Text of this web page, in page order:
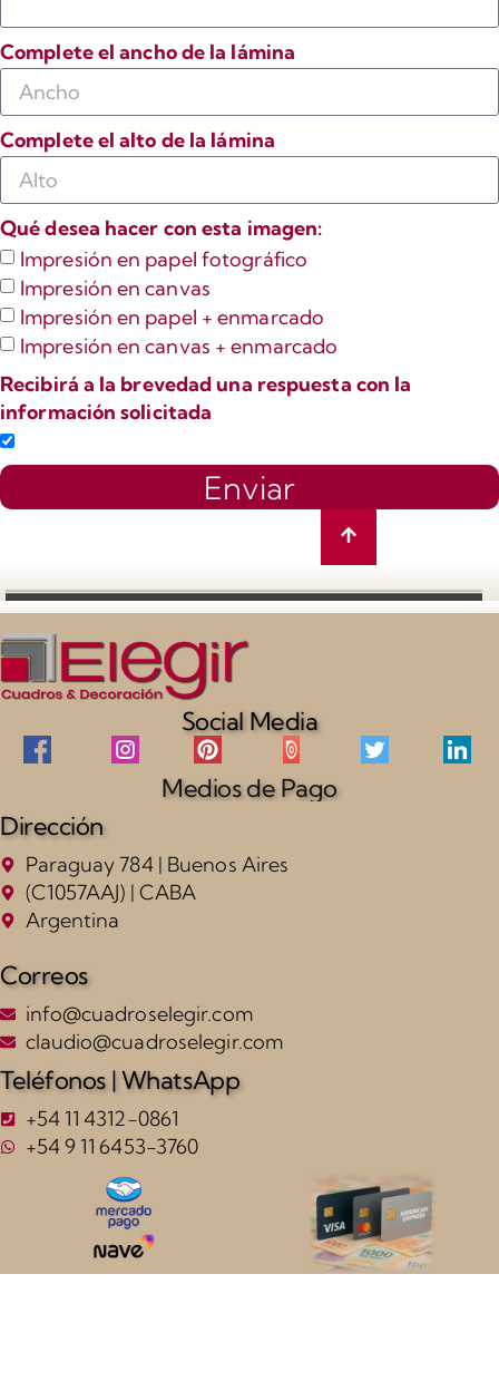
Complete el ancho de la lámina
Complete el alto de la lámina
Qué desea hacer con esta imagen:
Impresión en papel fotográfico
Impresión en canvas
Impresión en papel + enmarcado
Impresión en canvas + enmarcado
Recibirá a la brevedad una respuesta con la
información solicitada
Enviar
Social Media
Medios de Pago
Dirección
Paraguay 784 | Buenos Aires
(C1057AAJ) | CABA
Argentina
Correos
info@cuadroselegir.com
claudio@cuadroselegir.com
Teléfonos | WhatsApp
+54 11 4312-0861
+54 9 11 6453-3760